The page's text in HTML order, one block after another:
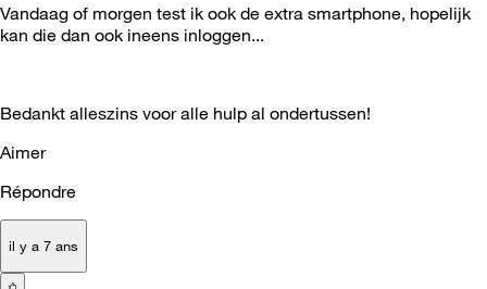
Vandaag of morgen test ik ook de extra smartphone, hopelijk
kan die dan ook ineens inloggen...
Bedankt alleszins voor alle hulp al ondertussen!
Aimer
Répondre
il y a 7 ans